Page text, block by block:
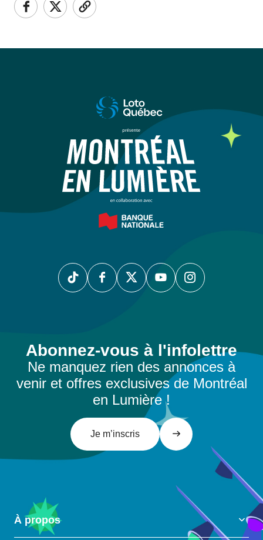
Abonnez-vous à l'infolettre
Ne manquez rien des annonces à
venir et offres exclusives de Montréal
en Lumière !
Je m’inscris
À propos